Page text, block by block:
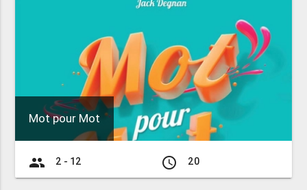
Mot pour Mot
group 2 - 12 access_time 20